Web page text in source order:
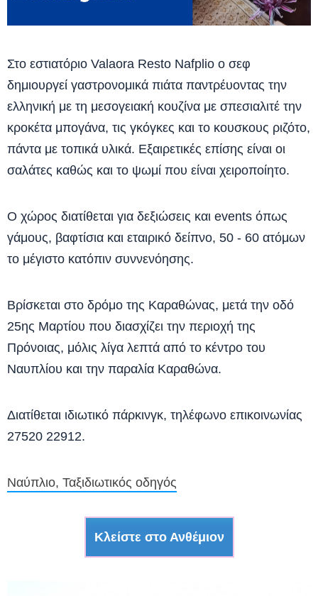
Στο εστιατόριο Valaora Resto Nafplio ο σεφ
δημιουργεί γαστρονομικά πιάτα παντρέυοντας την
ελληνική με τη μεσογειακή κουζίνα με σπεσιαλιτέ την
κροκέτα μπογάνα, τις γκόγκες και το κουσκους ριζότο,
πάντα με τοπικά υλικά. Εξαιρετικές επίσης είναι οι
σαλάτες καθώς και το ψωμί που είναι χειροποίητο.
Ο χώρος διατίθεται για δεξιώσεις και events όπως
γάμους, βαφτίσια και εταιρικό δείπνο, 50 - 60 ατόμων
το μέγιστο κατόπιν συννενόησης.
Βρίσκεται στο δρόμο της Καραθώνας, μετά την οδό
25ης Μαρτίου που διασχίζει την περιοχή της
Πρόνοιας, μόλις λίγα λεπτά από το κέντρο του
Ναυπλίου και την παραλία Καραθώνα.
Διατίθεται ιδιωτικό πάρκινγκ, τηλέφωνο επικοινωνίας
27520 22912.
Ναύπλιο, Ταξιδιωτικός οδηγός
Κλείστε στο Ανθέμιον